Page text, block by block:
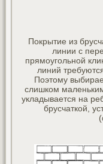
Покрытие из
линии с
прямоугольной
линий
Поэтому
слишком
укладывается на
брусчаткой,